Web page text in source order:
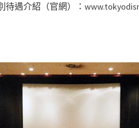
待遇介紹（官網）：